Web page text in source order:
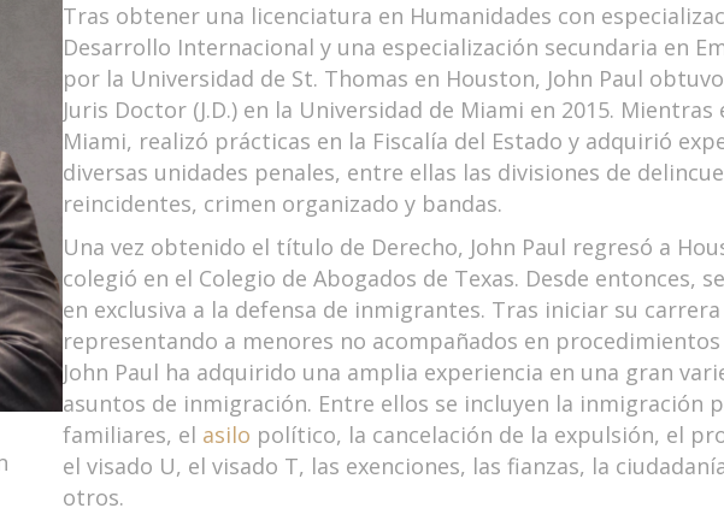
Tras obtener una licenciatura en Humanidades con
Desarrollo Internacional y una especialización secundaria en
por la Universidad de St. Thomas en Houston, John Paul
Juris Doctor (J.D.) en la Universidad de Miami en 2015.
Miami, realizó prácticas en la Fiscalía del Estado y adquirió
diversas unidades penales, entre ellas las divisiones de
reincidentes, crimen organizado y bandas.
Una vez obtenido el título de Derecho, John Paul regresó a
colegió en el Colegio de Abogados de Texas. Desde entonces,
en exclusiva a la defensa de inmigrantes. Tras iniciar su
representando a menores no acompañados en
John Paul ha adquirido una amplia experiencia en una gran
asuntos de inmigración. Entre ellos se incluyen la inmigración
familiares, el asilo político, la cancelación de la expulsión, el
el visado U, el visado T, las exenciones, las fianzas, la
otros.